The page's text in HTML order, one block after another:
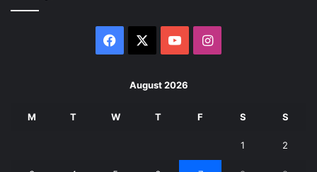
Facebook YouTubeInstagram
August 2026
M T W T F S S
1 2